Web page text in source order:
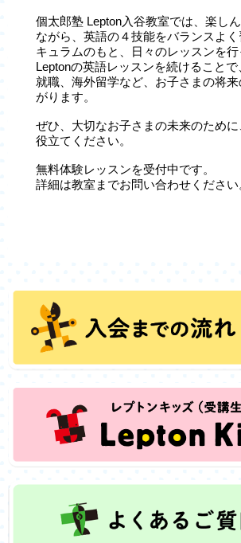
個太郎塾 Lepton入谷教室では、楽し
ながら、英語の４技能をバランスよく
キュラムのもと、日々のレッスンを行
Leptonの英語レッスンを続けることで
就職、海外留学など、お子さまの将
がります。
ぜひ、大切なお子さまの未来のために
役立てください。
無料体験レッスンを受付中です。
詳細は教室までお問い合わせください